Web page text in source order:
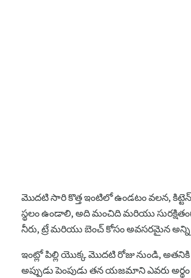
మొదటి సారి కొత్త ఇంటిలో ఉండటం వలన,
స్థలం ఉండాలి, అది మంచిది మరియు
నీరు, ట్రే మరియు బెంచ్ కోసం అవసరమైన
ఇంట్లో పిల్లి యొక్క మొదటి రోజు నుండి,
అప్పుడు పెంపుడు తన యజమాని ఎవరు